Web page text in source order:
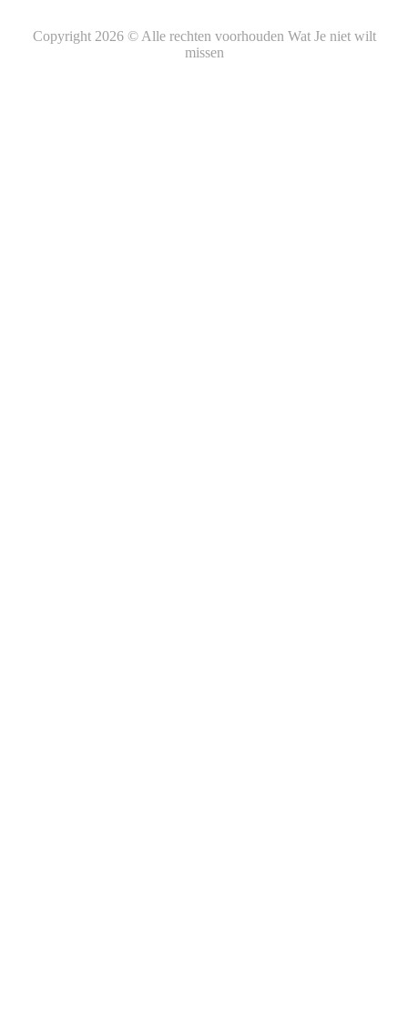
Copyright 2026 © Alle rechten voorhouden Wat Je niet wilt
missen